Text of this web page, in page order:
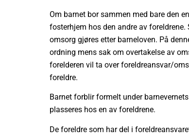
Om barnet bor sammen med bare den
fosterhjem hos den andre av
omsorg gjøres etter barneloven. På
ordning mens sak om overtakelse av
forelderen vil ta over foreldreansvar/
foreldre.
Barnet forblir formelt under
plasseres hos en av foreldrene.
De foreldre som har del i